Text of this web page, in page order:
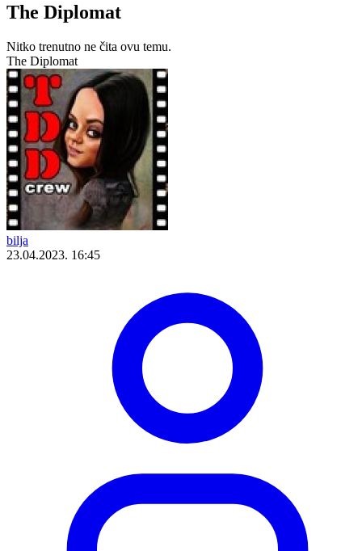
The Diplomat
Nitko trenutno ne čita ovu temu.
The Diplomat
bilja
23.04.2023. 16:45